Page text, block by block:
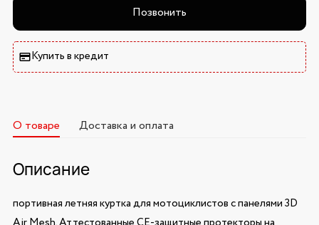
Позвонить
Купить в кредит
О товаре Доставка и оплата
Описание
портивная летняя куртка для мотоциклистов с панелями 3D